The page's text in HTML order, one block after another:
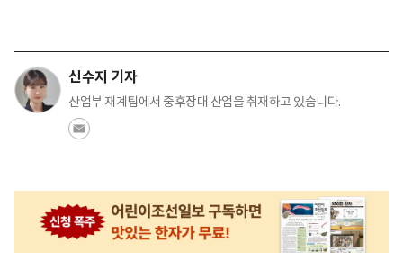
신수지 기자
산업부 재계팀에서 중후장대 산업을 취재하고 있습니다.